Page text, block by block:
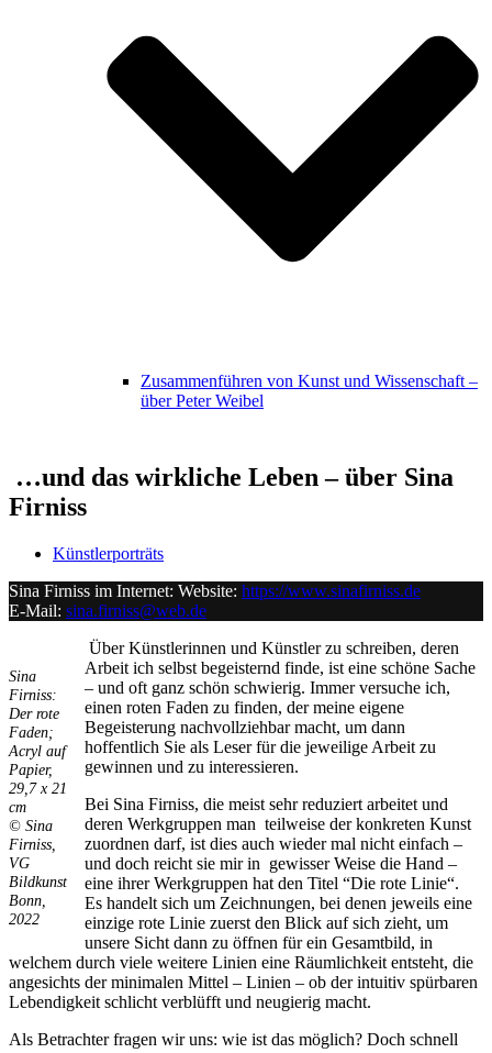
Zusammenführen von Kunst und Wissenschaft –
über Peter Weibel
Uli Rothfuss
Harald Schwiers
…und das wirkliche Leben – über Sina
Firniss
Künstlerporträts
Sina Firniss im Internet: Website: https://www.sinafirniss.de
E-Mail: sina.firniss@web.de
Sina
Firniss:
Der rote
Faden;
Acryl auf
Papier,
29,7 x 21
cm
© Sina
Firniss,
VG
Bildkunst
Bonn,
2022
Über Künstlerinnen und Künstler zu schreiben, deren
Arbeit ich selbst begeisternd finde, ist eine schöne Sache
– und oft ganz schön schwierig. Immer versuche ich,
einen roten Faden zu finden, der meine eigene
Begeisterung nachvollziehbar macht, um dann
hoffentlich Sie als Leser für die jeweilige Arbeit zu
gewinnen und zu interessieren.
Bei Sina Firniss, die meist sehr reduziert arbeitet und
deren Werkgruppen man teilweise der konkreten Kunst
zuordnen darf, ist dies auch wieder mal nicht einfach –
und doch reicht sie mir in gewisser Weise die Hand –
eine ihrer Werkgruppen hat den Titel “Die rote Linie“.
Es handelt sich um Zeichnungen, bei denen jeweils eine
einzige rote Linie zuerst den Blick auf sich zieht, um
unsere Sicht dann zu öffnen für ein Gesamtbild, in
welchem durch viele weitere Linien eine Räumlichkeit entsteht, die
angesichts der minimalen Mittel – Linien – ob der intuitiv spürbaren
Lebendigkeit schlicht verblüfft und neugierig macht.
Als Betrachter fragen wir uns: wie ist das möglich? Doch schnell